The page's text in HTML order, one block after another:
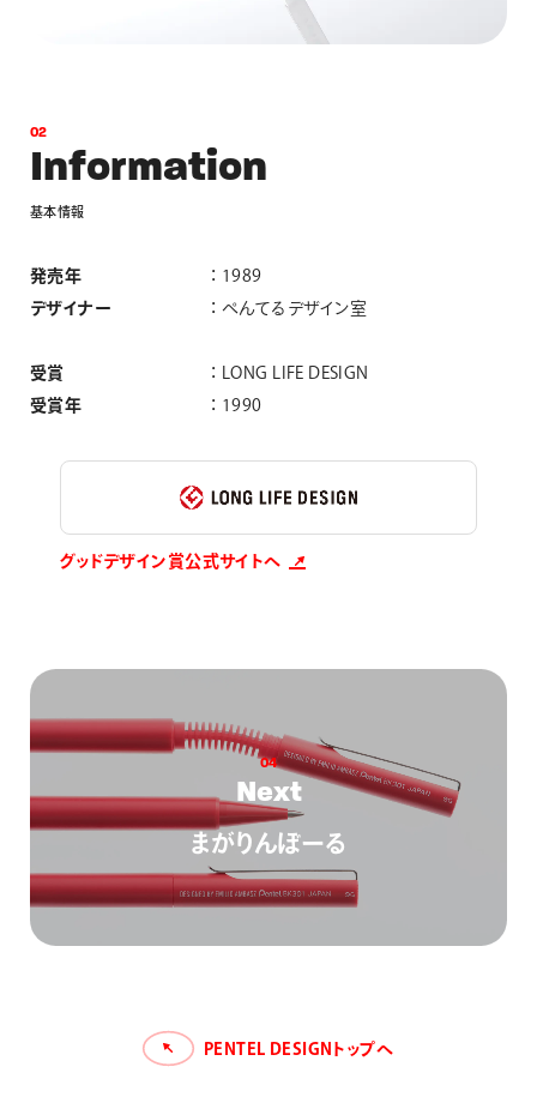
02
Information
基本情報
発売年
1989
デザイナー
ぺんてるデザイン室
受賞
LONG LIFE DESIGN
受賞年
1990
グッドデザイン賞公式サイトへ
04
Next
まがりんぼーる
PENTEL DESIGNトップへ